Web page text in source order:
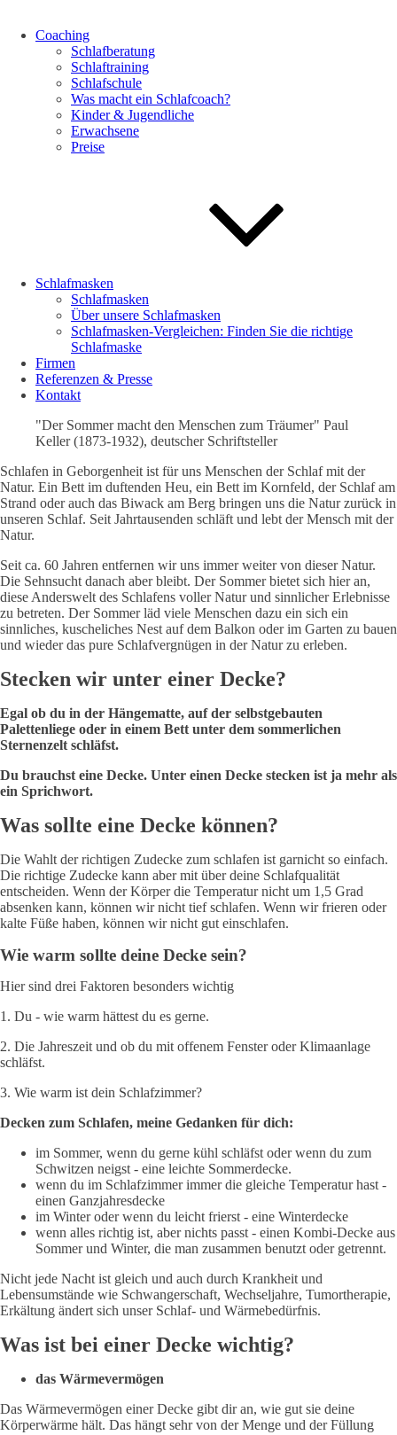
Coaching
Schlafberatung
Schlaftraining
Schlafschule
Was macht ein Schlafcoach?
Kinder & Jugendliche
Erwachsene
Preise
Schlafmasken
Schlafmasken
Über unsere Schlafmasken
Schlafmasken-Vergleichen: Finden Sie die richtige
Schlafmaske
Firmen
Referenzen & Presse
Kontakt
"Der Sommer macht den Menschen zum Träumer" Paul
Keller (1873-1932), deutscher Schriftsteller
Schlafen in Geborgenheit ist für uns Menschen der Schlaf mit der
Natur. Ein Bett im duftenden Heu, ein Bett im Kornfeld, der Schlaf am
Strand oder auch das Biwack am Berg bringen uns die Natur zurück in
unseren Schlaf. Seit Jahrtausenden schläft und lebt der Mensch mit der
Natur.
Seit ca. 60 Jahren entfernen wir uns immer weiter von dieser Natur.
Die Sehnsucht danach aber bleibt. Der Sommer bietet sich hier an,
diese Anderswelt des Schlafens voller Natur und sinnlicher Erlebnisse
zu betreten. Der Sommer läd viele Menschen dazu ein sich ein
sinnliches, kuscheliches Nest auf dem Balkon oder im Garten zu bauen
und wieder das pure Schlafvergnügen in der Natur zu erleben.
Stecken wir unter einer Decke?
Egal ob du in der Hängematte, auf der selbstgebauten
Palettenliege oder in einem Bett unter dem sommerlichen
Sternenzelt schläfst.
Du brauchst eine Decke. Unter einen Decke stecken ist ja mehr als
ein Sprichwort.
Was sollte eine Decke können?
Die Wahlt der richtigen Zudecke zum schlafen ist garnicht so einfach.
Die richtige Zudecke kann aber mit über deine Schlafqualität
entscheiden. Wenn der Körper die Temperatur nicht um 1,5 Grad
absenken kann, können wir nicht tief schlafen. Wenn wir frieren oder
kalte Füße haben, können wir nicht gut einschlafen.
Wie warm sollte deine Decke sein?
Hier sind drei Faktoren besonders wichtig
1. Du - wie warm hättest du es gerne.
2. Die Jahreszeit und ob du mit offenem Fenster oder Klimaanlage
schläfst.
3. Wie warm ist dein Schlafzimmer?
Decken zum Schlafen, meine Gedanken für dich:
im Sommer, wenn du gerne kühl schläfst oder wenn du zum
Schwitzen neigst - eine leichte Sommerdecke.
wenn du im Schlafzimmer immer die gleiche Temperatur hast -
einen Ganzjahresdecke
im Winter oder wenn du leicht frierst - eine Winterdecke
wenn alles richtig ist, aber nichts passt - einen Kombi-Decke aus
Sommer und Winter, die man zusammen benutzt oder getrennt.
Nicht jede Nacht ist gleich und auch durch Krankheit und
Lebensumstände wie Schwangerschaft, Wechseljahre, Tumortherapie,
Erkältung ändert sich unser Schlaf- und Wärmebedürfnis.
Was ist bei einer Decke wichtig?
das Wärmevermögen
Das Wärmevermögen einer Decke gibt dir an, wie gut sie deine
Körperwärme hält. Das hängt sehr von der Menge und der Füllung